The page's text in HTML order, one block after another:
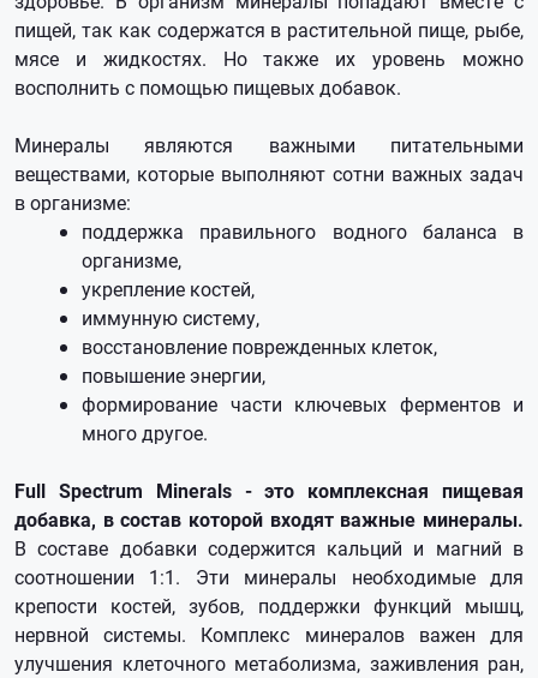
пищей, так как содержатся в растительной пище, рыбе,
мясе и жидкостях. Но также их уровень можно
восполнить с помощью пищевых добавок.
Минералы являются важными питательными
веществами, которые выполняют сотни важных задач
в организме:
поддержка правильного водного баланса в
организме,
укрепление костей,
иммунную систему,
восстановление поврежденных клеток,
повышение энергии,
формирование части ключевых ферментов и
много другое.
Full Spectrum Minerals - это комплексная пищевая
добавка, в состав которой входят важные минералы.
В составе добавки содержится кальций и магний в
соотношении 1:1. Эти минералы необходимые для
крепости костей, зубов, поддержки функций мышц,
нервной системы. Комплекс минералов важен для
улучшения клеточного метаболизма, заживления ран,